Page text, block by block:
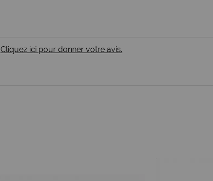
Cliquez ici pour donner votre avis.